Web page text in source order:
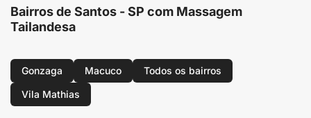
Bairros de Santos - SP com Massagem
Tailandesa
Gonzaga Macuco
Todos os bairros
Vila Mathias